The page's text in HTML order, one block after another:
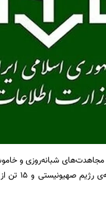
شبانه‌روزی و
با